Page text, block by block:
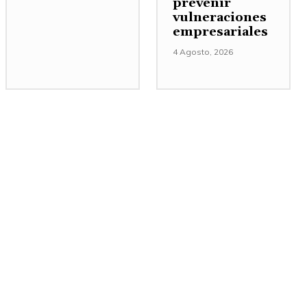
prevenir
vulneraciones
empresariales
4 Agosto, 2026